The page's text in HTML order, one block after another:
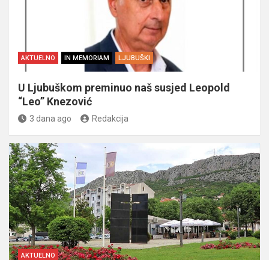
AKTUELNO IN MEMORIAM LJUBUŠKI
U Ljubuškom preminuo naš susjed Leopold
“Leo” Knezović
3 dana ago Redakcija
AKTUELNO